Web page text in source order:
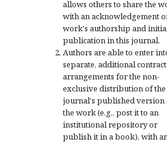
allows others to share the
with an acknowledgement
work's authorship and
publication in this journal.
Authors are able to enter
separate, additional
arrangements for the non-
exclusive distribution of the
journal's published version
the work (e.g., post it to an
institutional repository or
publish it in a book), with